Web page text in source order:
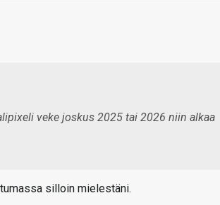
veke joskus 2025 tai 2026 niin alkaa
silloin mielestäni.